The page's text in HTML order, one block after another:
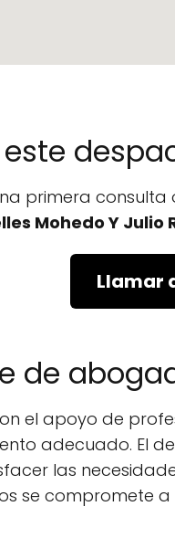
primera
Mohedo Y
Llamar
de
el apoyo de
adecuado. El
las
se compromete